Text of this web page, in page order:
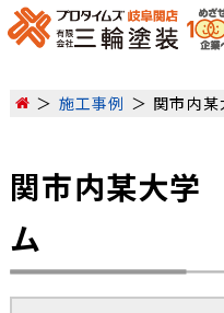
施工事例 関市内
関市内某大
ム